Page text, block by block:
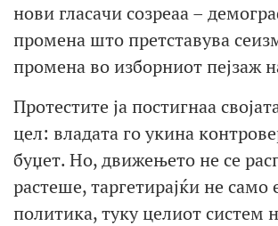
нови гласачи созреаа –
промена што претставува
промена во изборниот пејзаж
Протестите ја постигнаа
цел: владата го укина
буџет. Но, движењето не се
растеше, таргетирајќи не само
политика, туку целиот систем